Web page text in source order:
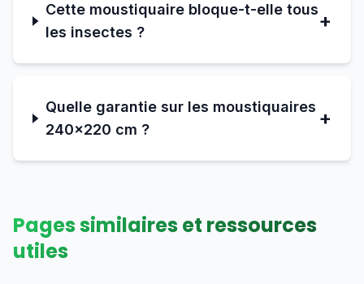
Cette moustiquaire bloque-t-elle tous
les insectes ?
+
Quelle garantie sur les moustiquaires
240×220 cm ?
+
Pages similaires et ressources
utiles